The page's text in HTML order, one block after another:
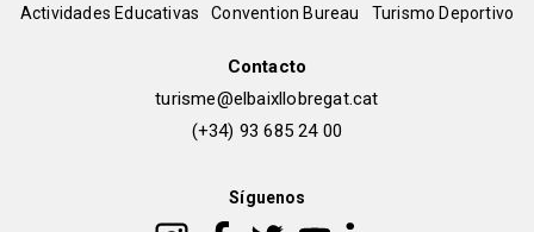
Peu
Actividades Educativas Convention Bureau Turismo Deportivo
Contacto
turisme@elbaixllobregat.cat
(+34) 93 685 24 00
Síguenos